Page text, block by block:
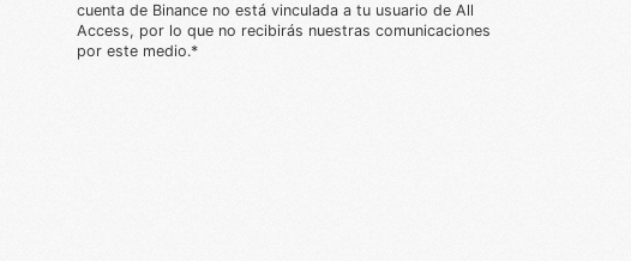
cuenta de Binance no está vinculada a tu usuario de All
Access, por lo que no recibirás nuestras comunicaciones
por este medio.*